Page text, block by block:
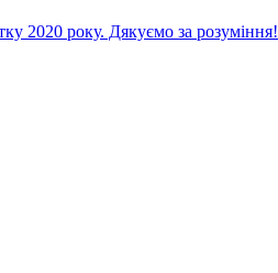
2020 року. Дякуємо за розуміння!